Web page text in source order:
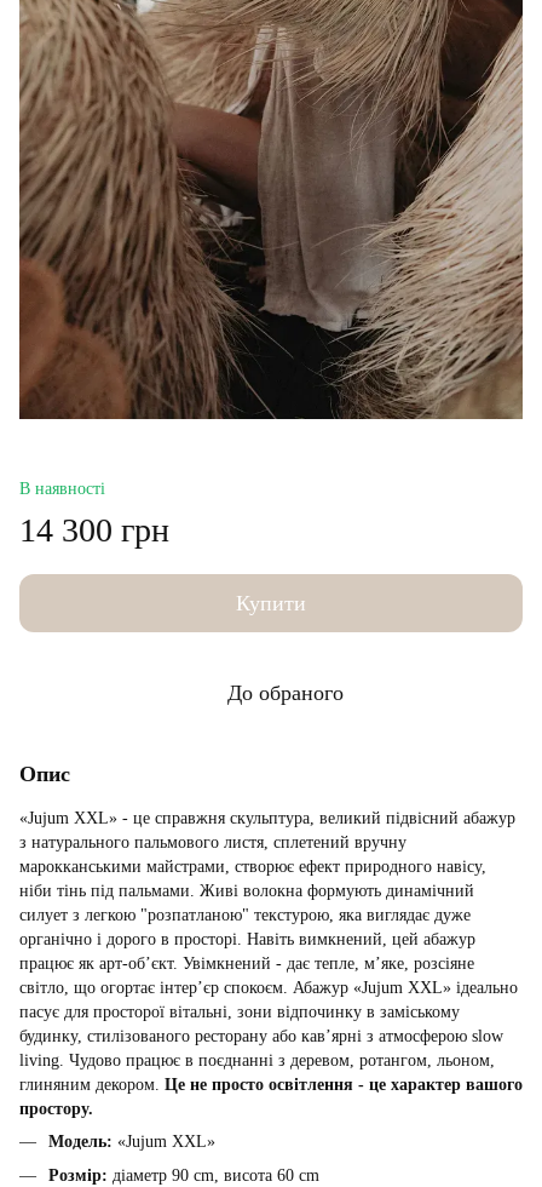
В наявності
14 300 грн
Купити
До обраного
Опис
«Jujum XXL» - це справжня скульптура, великий підвісний абажур
з натурального пальмового листя, сплетений вручну
марокканськими майстрами, створює ефект природного навісу,
ніби тінь під пальмами. Живі волокна формують динамічний
силует з легкою "розпатланою" текстурою, яка виглядає дуже
органічно і дорого в просторі. Навіть вимкнений, цей абажур
працює як арт-об’єкт. Увімкнений - дає тепле, м’яке, розсіяне
світло, що огортає інтер’єр спокоєм. Абажур «Jujum XXL» ідеально
пасує для просторої вітальні, зони відпочинку в заміському
будинку, стилізованого ресторану або кав’ярні з атмосферою slow
living. Чудово працює в поєднанні з деревом, ротангом, льоном,
глиняним декором. Це не просто освітлення - це характер вашого
простору.
Модель: «Jujum XXL»
Розмір: діаметр 90 cm, висота 60 cm